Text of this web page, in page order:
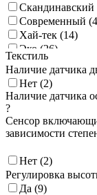
Скандинавский
Современный (4
Хай-тек (14)
Эко (26)
Классика (
Этно ( 9)
Текстиль
Наличие датчика
Нет (2)
Наличие датчика
?
Сенсор
зависимости
Нет (2)
Регулировка
Да (9)